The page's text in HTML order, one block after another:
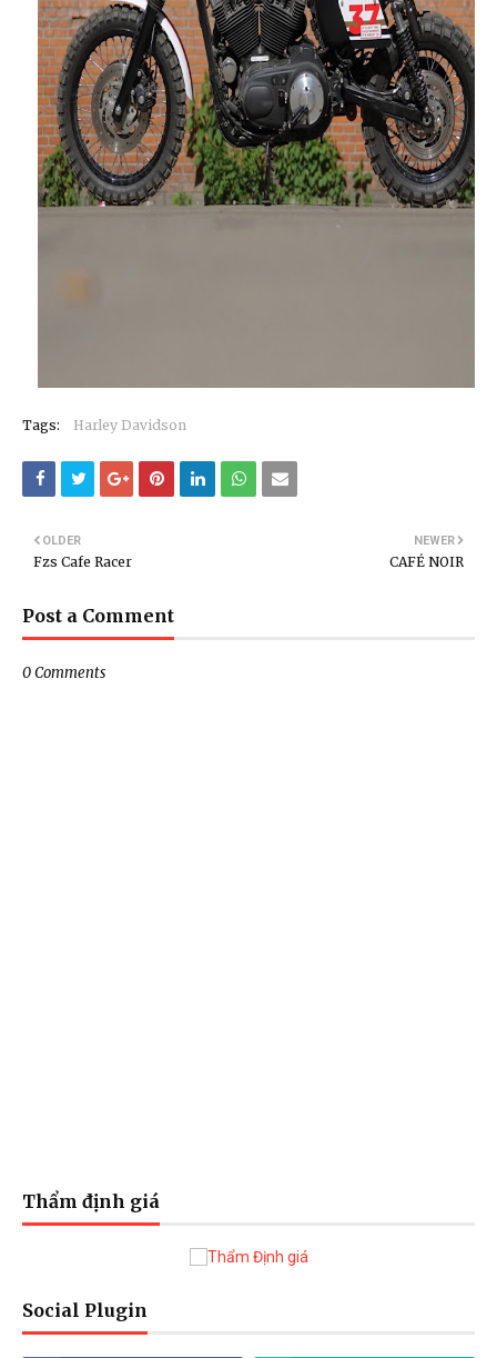
Tags: Harley Davidson
NEWER
CAFÉ NOIR
OLDER
Fzs Cafe Racer
Post a Comment
0 Comments
Thẩm định giá
Social Plugin